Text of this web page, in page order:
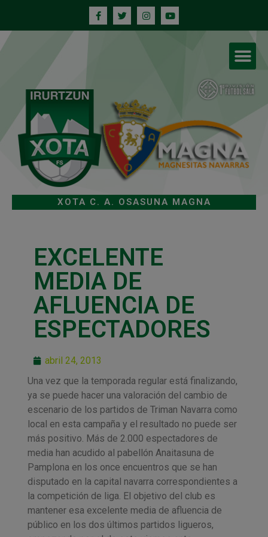
XOTA C. A. OSASUNA MAGNA
EXCELENTE
MEDIA DE
AFLUENCIA DE
ESPECTADORES
abril 24, 2013
Una vez que la temporada regular está finalizando,
ya se puede hacer una valoración del cambio de
escenario de los partidos de Triman Navarra como
local en esta campaña y el resultado no puede ser
más positivo. Más de 2.000 espectadores de
media han acudido al pabellón Anaitasuna de
Pamplona en los once encuentros que se han
disputado en la capital navarra correspondientes a
la competición de liga. El objetivo del club es
mantener esa excelente media de afluencia de
público en los dos últimos partidos ligueros,